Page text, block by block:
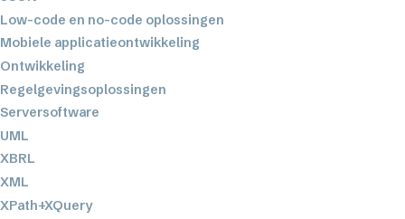
Low-code en no-code oplossingen
Mobiele applicatieontwikkeling
Ontwikkeling
Regelgevingsoplossingen
Serversoftware
UML
XBRL
XML
XPath+XQuery